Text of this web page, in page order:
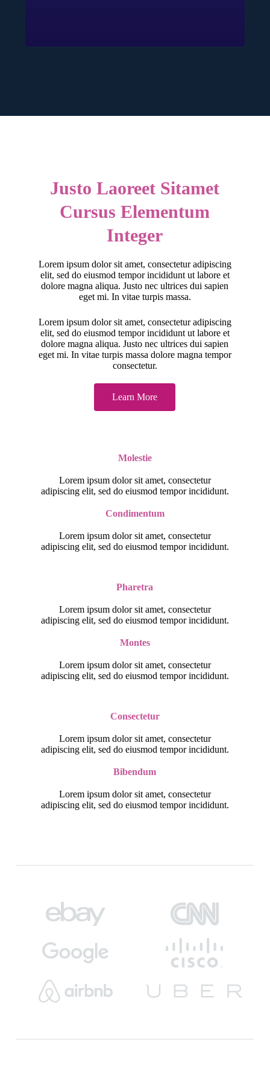
Justo Laoreet Sitamet
Cursus Elementum
Integer
Lorem ipsum dolor sit amet, consectetur adipiscing
elit, sed do eiusmod tempor incididunt ut labore et
dolore magna aliqua. Justo nec ultrices dui sapien
eget mi. In vitae turpis massa.
Lorem ipsum dolor sit amet, consectetur adipiscing
elit, sed do eiusmod tempor incididunt ut labore et
dolore magna aliqua. Justo nec ultrices dui sapien
eget mi. In vitae turpis massa dolore magna tempor
consectetur.
Learn More
Molestie
Lorem ipsum dolor sit amet, consectetur
adipiscing elit, sed do eiusmod tempor incididunt.
Condimentum
Lorem ipsum dolor sit amet, consectetur
adipiscing elit, sed do eiusmod tempor incididunt.
Pharetra
Lorem ipsum dolor sit amet, consectetur
adipiscing elit, sed do eiusmod tempor incididunt.
Montes
Lorem ipsum dolor sit amet, consectetur
adipiscing elit, sed do eiusmod tempor incididunt.
Consectetur
Lorem ipsum dolor sit amet, consectetur
adipiscing elit, sed do eiusmod tempor incididunt.
Bibendum
Lorem ipsum dolor sit amet, consectetur
adipiscing elit, sed do eiusmod tempor incididunt.